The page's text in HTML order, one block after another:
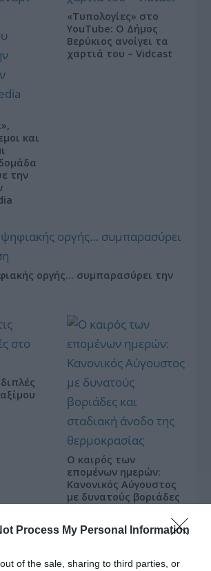
Process My Personal Information
of the sale, sharing to third parties, or
και
την
«Τυπολογίες» στο
YouTube: Ο Δήμος
Βερύκιος ανοίγει τα
χαρτιά του – Vidcast
οργής… συμπαρασύρει την
Ο καιρός των
επομένων ημερών:
Κανονικός Αύγουστος
με δυνατούς βοριάδες